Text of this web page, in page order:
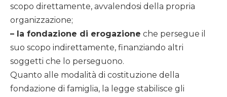
scopo direttamente, avvalendosi della propria
organizzazione;
– la fondazione di erogazione che persegue il
suo scopo indirettamente, finanziando altri
soggetti che lo perseguono.
Quanto alle modalità di costituzione della
fondazione di famiglia, la legge stabilisce gli